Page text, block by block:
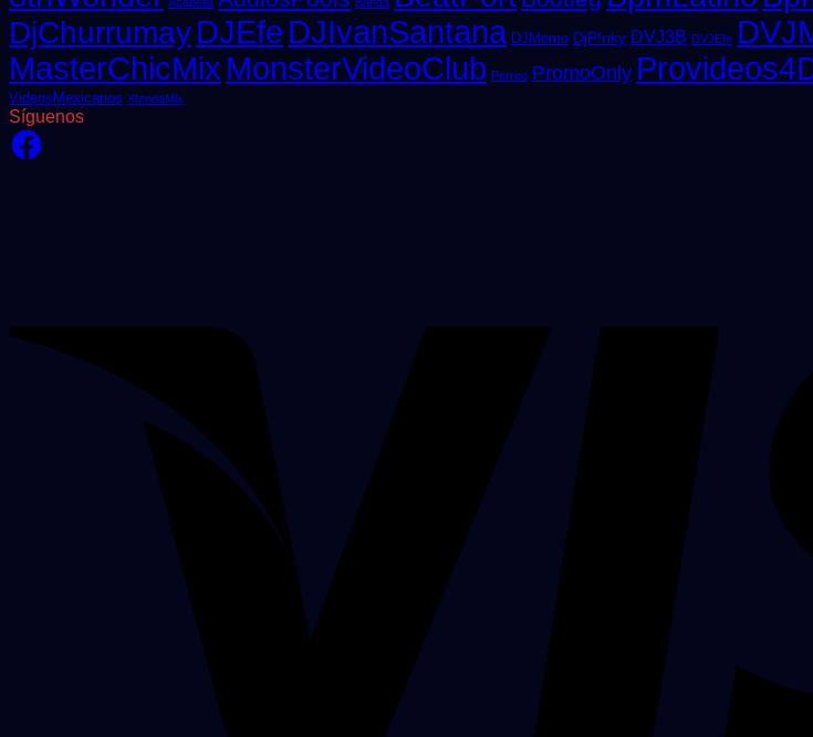
DjChurrumayDJEfe DJIvanSantana DJMemo DjP!nky DVJ3B DVJEfe
MasterChicMix MonsterVideoClub Perreo PromoOnly
VideosMexicanos XtendaMix
Síguenos
Facebook